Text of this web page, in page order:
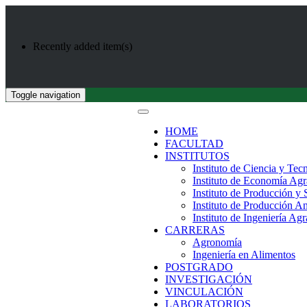
Recently added item(s)
Toggle navigation
HOME
FACULTAD
INSTITUTOS
Instituto de Ciencia y
Instituto de Economía
Instituto de Producción y
Instituto de Producción
Instituto de Ingeniería
CARRERAS
Agronomía
Ingeniería en Alimentos
POSTGRADO
INVESTIGACIÓN
VINCULACIÓN
LABORATORIOS